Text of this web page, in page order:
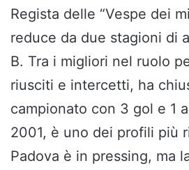
Regista delle “Vespe dei
reduce da due stagioni di
B. Tra i migliori nel ruolo
riusciti e intercetti, ha
campionato con 3 gol e 1
2001, è uno dei profili più
Padova è in pressing, ma